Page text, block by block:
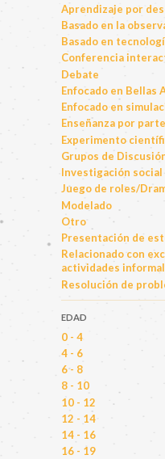
Aprendizaje por
Basado en la
Basado en
Conferencia
Debate
Enfocado en Bellas
Enfocado en
Enseñanza por
Experimento
Grupos de
Investigación social
Juego de roles/
Modelado
Otro
Presentación de
Relacionado con
actividades
Resolución de
EDAD
0 - 4
4 - 6
6 - 8
8 - 10
10 - 12
12 - 14
14 - 16
16 - 19